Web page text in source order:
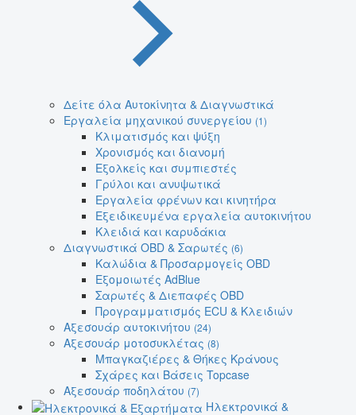
Δείτε όλα Αυτοκίνητα & Διαγνωστικά
Εργαλεία μηχανικού συνεργείου (1)
Κλιματισμός και ψύξη
Χρονισμός και διανομή
Εξολκείς και συμπιεστές
Γρύλοι και ανυψωτικά
Εργαλεία φρένων και κινητήρα
Εξειδικευμένα εργαλεία αυτοκινήτου
Κλειδιά και καρυδάκια
Διαγνωστικά OBD & Σαρωτές (6)
Καλώδια & Προσαρμογείς OBD
Εξομοιωτές AdBlue
Σαρωτές & Διεπαφές OBD
Προγραμματισμός ECU & Κλειδιών
Αξεσουάρ αυτοκινήτου (24)
Αξεσουάρ μοτοσυκλέτας (8)
Μπαγκαζιέρες & Θήκες Κράνους
Σχάρες και Βάσεις Topcase
Αξεσουάρ ποδηλάτου (7)
Ηλεκτρονικά &